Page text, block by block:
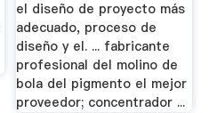
el diseño de proyecto más
adecuado, proceso de
diseño y el. ... fabricante
profesional del molino de
bola del pigmento el mejor
proveedor; concentrador ...